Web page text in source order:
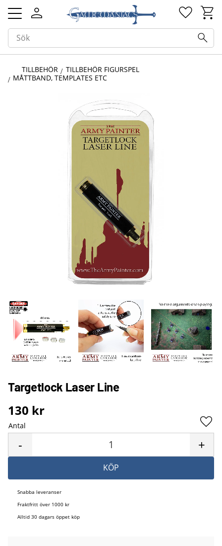
Meny
TILLBEHÖR
TILLBEHÖR FIGURSPEL
MÅTTBAND, TEMPLATES ETC
Targetlock Laser Line
130 kr
Antal
+
-
KÖP
Snabba leveranser
Fraktfritt över 1000 kr
Alltid 30 dagars öppet köp